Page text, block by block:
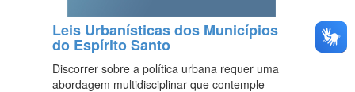
Leis Urbanísticas dos Municípios
do Espírito Santo
Discorrer sobre a política urbana requer uma
abordagem multidisciplinar que contemple